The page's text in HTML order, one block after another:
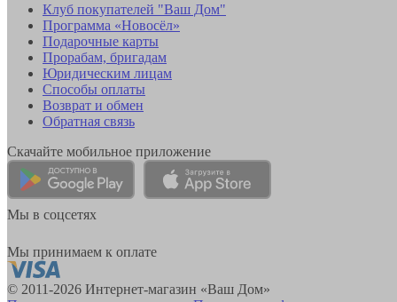
Клуб покупателей "Ваш Дом"
Программа «Новосёл»
Подарочные карты
Прорабам, бригадам
Юридическим лицам
Способы оплаты
Возврат и обмен
Обратная связь
Скачайте мобильное приложение
Мы в соцсетях
Мы принимаем к оплате
© 2011-2026 Интернет-магазин «Ваш Дом»